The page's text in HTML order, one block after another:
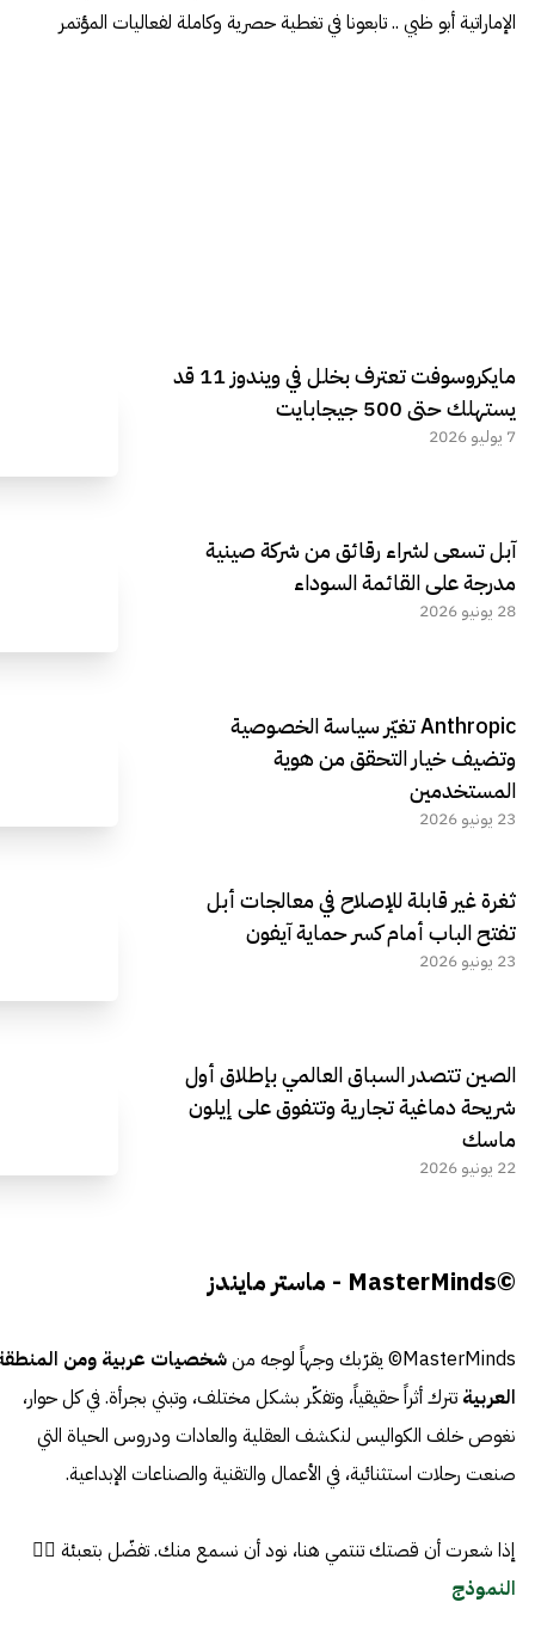
الإماراتية أبو ظبي .. تابعونا في تغطية حصرية وكاملة لفعاليات المؤتمر
مايكروسوفت تعترف بخلل في ويندوز 11 قد
يستهلك حتى 500 جيجابايت
7 يوليو 2026
آبل تسعى لشراء رقائق من شركة صينية
مدرجة على القائمة السوداء
28 يونيو 2026
Anthropic تغيّر سياسة الخصوصية
وتضيف خيار التحقق من هوية
المستخدمين
23 يونيو 2026
ثغرة غير قابلة للإصلاح في معالجات أبل
تفتح الباب أمام كسر حماية آيفون
23 يونيو 2026
الصين تتصدر السباق العالمي بإطلاق أول
شريحة دماغية تجارية وتتفوق على إيلون
ماسك
22 يونيو 2026
©MasterMinds - ماستر مايندز
MasterMinds© يقرّبك وجهاً لوجه من
شخصيات عربية ومن
العربية تترك أثراً حقيقياً، وتفكّر بشكل مختلف، وتبني بجرأة. في كل حوار،
نغوص خلف الكواليس لنكشف العقلية والعادات ودروس الحياة التي
صنعت رحلات استثنائية، في الأعمال والتقنية والصناعات الإبداعية.
إذا شعرت أن قصتك تنتمي هنا، نود أن نسمع منك. تفضّل بتعبئة 👈🏼
النموذج